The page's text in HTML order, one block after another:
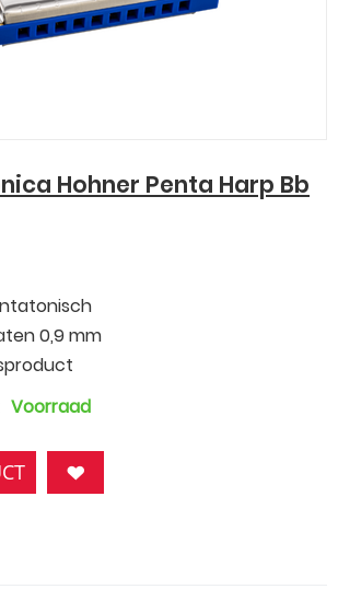
Hohner Penta Harp Bb
0,9 mm
Voorraad